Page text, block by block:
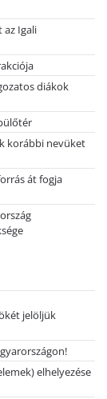
az Igali
diákok
korábbi nevüket
át fogja
jelöljük
elhelyezése